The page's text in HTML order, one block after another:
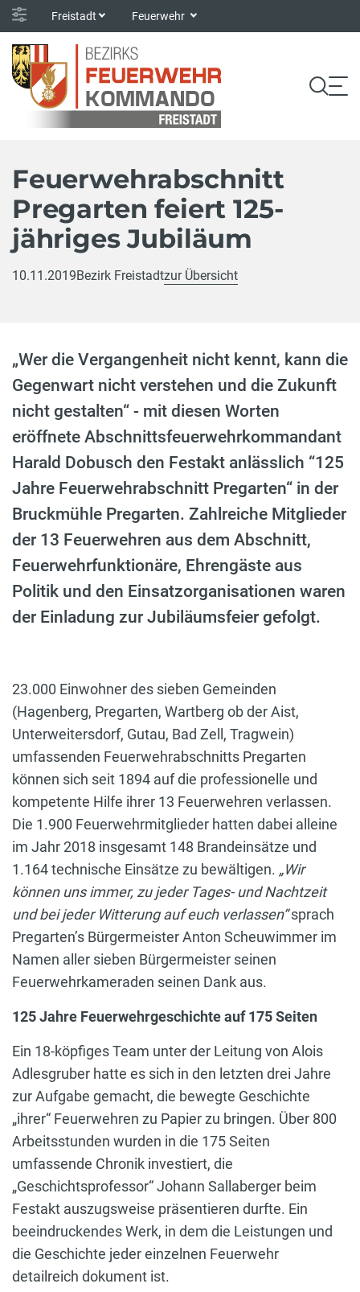
Freistadt Feuerwehr
Feuerwehrabschnitt
Pregarten feiert 125-
jähriges Jubiläum
10.11.2019Bezirk Freistadtzur Übersicht
„Wer die Vergangenheit nicht kennt, kann die
Gegenwart nicht verstehen und die Zukunft
nicht gestalten“ - mit diesen Worten
eröffnete Abschnittsfeuerwehrkommandant
Harald Dobusch den Festakt anlässlich “125
Jahre Feuerwehrabschnitt Pregarten“ in der
Bruckmühle Pregarten. Zahlreiche Mitglieder
der 13 Feuerwehren aus dem Abschnitt,
Feuerwehrfunktionäre, Ehrengäste aus
Politik und den Einsatzorganisationen waren
der Einladung zur Jubiläumsfeier gefolgt.
23.000 Einwohner des sieben Gemeinden
(Hagenberg, Pregarten, Wartberg ob der Aist,
Unterweitersdorf, Gutau, Bad Zell, Tragwein)
umfassenden Feuerwehrabschnitts Pregarten
können sich seit 1894 auf die professionelle und
kompetente Hilfe ihrer 13 Feuerwehren verlassen.
Die 1.900 Feuerwehrmitglieder hatten dabei alleine
im Jahr 2018 insgesamt 148 Brandeinsätze und
1.164 technische Einsätze zu bewältigen. „Wir
können uns immer, zu jeder Tages- und Nachtzeit
und bei jeder Witterung auf euch verlassen“sprach
Pregarten’s Bürgermeister Anton Scheuwimmer im
Namen aller sieben Bürgermeister seinen
Feuerwehrkameraden seinen Dank aus.
125 Jahre Feuerwehrgeschichte auf 175 Seiten
Ein 18-köpfiges Team unter der Leitung von Alois
Adlesgruber hatte es sich in den letzten drei Jahre
zur Aufgabe gemacht, die bewegte Geschichte
„ihrer“ Feuerwehren zu Papier zu bringen. Über 800
Arbeitsstunden wurden in die 175 Seiten
umfassende Chronik investiert, die
„Geschichtsprofessor“ Johann Sallaberger beim
Festakt auszugsweise präsentieren durfte. Ein
beeindruckendes Werk, in dem die Leistungen und
die Geschichte jeder einzelnen Feuerwehr
detailreich dokument ist.